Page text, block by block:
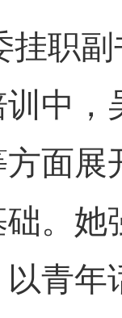
挂职
中
方面
。她
青